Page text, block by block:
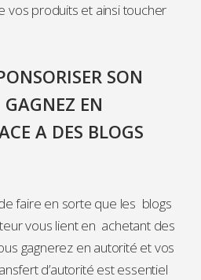
vos produits et ainsi toucher
SON
EN
A DES BLOGS
faire en sorte que les blogs
vous lient en achetant des
gagnerez en autorité et vos
d’autorité est essentiel